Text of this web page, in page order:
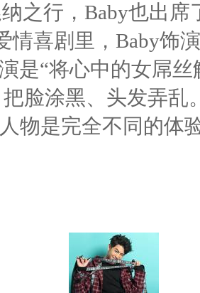
行，Baby也出席
情喜剧里，Baby饰
是“将心中的女屌
脸涂黑、头发弄乱
物是完全不同的体